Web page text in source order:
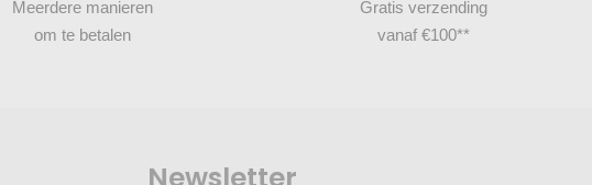
Meerdere manieren
om te betalen
Gratis verzending
vanaf €100**